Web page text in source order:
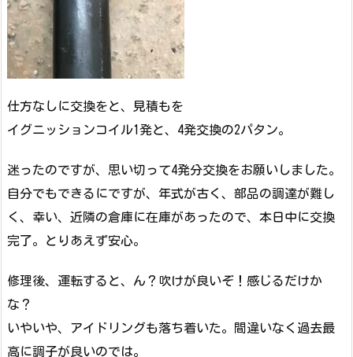
仕方なしに交換をと、見積もを
イグニッションコイル1発と、4発交換の2パタン。
迷ったのですが、思い切って4発分交換をお願いしました。
自分でもできるにですが、年式が古く、部品の調達が難し
く、幸い、近隣の倉庫に在庫があったので、本日中に交換
完了。とりあえず安心。
修理後、運転すると、ん？吹けが良いぞ！感じるだけか
な？
いやいや、アイドリングも落ち着いた。間違いなく過去最
高に調子が良いのでは。